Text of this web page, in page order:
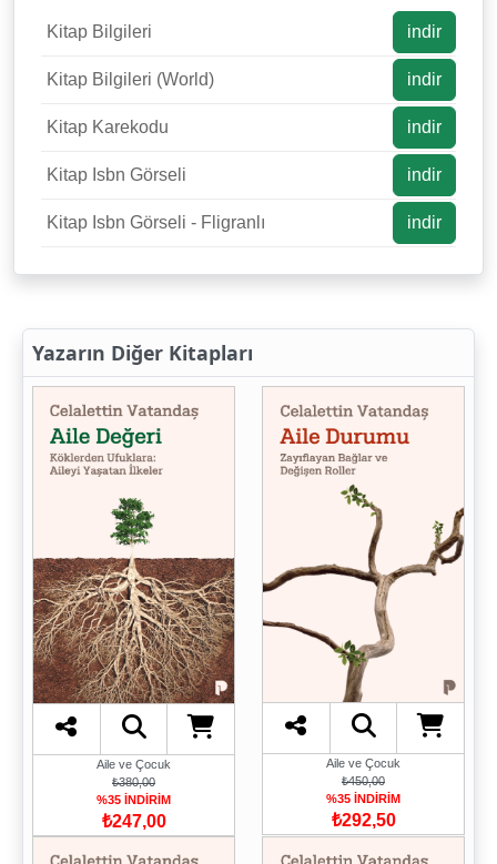
Kitap Bilgileri indir
Kitap Bilgileri (World) indir
Kitap Karekodu indir
Kitap Isbn Görseli indir
Kitap Isbn Görseli - Fligranlı indir
Yazarın Diğer Kitapları
Aile ve Çocuk
₺380,00
%35 İNDİRİM
₺247,00
Aile ve Çocuk
₺450,00
%35 İNDİRİM
₺292,50